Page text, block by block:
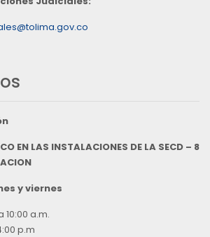
EN LAS INSTALACIONES DE LA SECD – 8
y viernes
10:00 a.m.
p.m